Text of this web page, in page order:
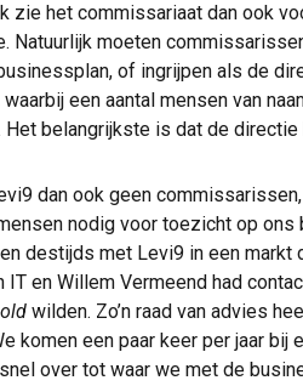
zie het commissariaat dan ook
Natuurlijk moeten
of ingrijpen als de
een aantal mensen van
belangrijkste is dat de directie
dan ook geen
nodig voor toezicht op
destijds met Levi9 in een markt
IT en Willem Vermeend had
wilden. Zo’n raad van advies
komen een paar keer per jaar bij
over tot waar we met de